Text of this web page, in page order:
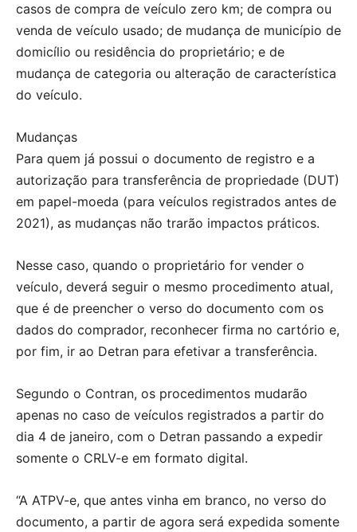
casos de compra de veículo zero km; de compra ou
venda de veículo usado; de mudança de município de
domicílio ou residência do proprietário; e de
mudança de categoria ou alteração de característica
do veículo.
Mudanças
Para quem já possui o documento de registro e a
autorização para transferência de propriedade (DUT)
em papel-moeda (para veículos registrados antes de
2021), as mudanças não trarão impactos práticos.
Nesse caso, quando o proprietário for vender o
veículo, deverá seguir o mesmo procedimento atual,
que é de preencher o verso do documento com os
dados do comprador, reconhecer firma no cartório e,
por fim, ir ao Detran para efetivar a transferência.
Segundo o Contran, os procedimentos mudarão
apenas no caso de veículos registrados a partir do
dia 4 de janeiro, com o Detran passando a expedir
somente o CRLV-e em formato digital.
“A ATPV-e, que antes vinha em branco, no verso do
documento, a partir de agora será expedida somente